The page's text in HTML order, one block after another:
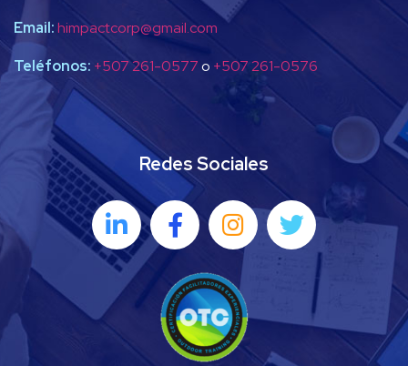
Email:himpactcorp@gmail.com
Teléfonos: +507 261-0577o +507 261-0576
Redes Sociales